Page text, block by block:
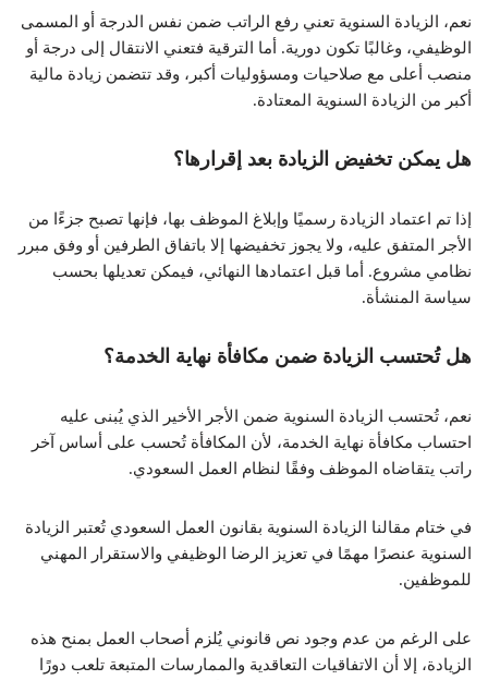
نعم، الزيادة السنوية تعني رفع الراتب ضمن نفس الدرجة أو المسمى
الوظيفي، وغالبًا تكون دورية. أما الترقية فتعني الانتقال إلى درجة أو
منصب أعلى مع صلاحيات ومسؤوليات أكبر، وقد تتضمن زيادة مالية
أكبر من الزيادة السنوية المعتادة.
هل يمكن تخفيض الزيادة بعد إقرارها؟
إذا تم اعتماد الزيادة رسميًا وإبلاغ الموظف بها، فإنها تصبح جزءًا من
الأجر المتفق عليه، ولا يجوز تخفيضها إلا باتفاق الطرفين أو وفق مبرر
نظامي مشروع. أما قبل اعتمادها النهائي، فيمكن تعديلها بحسب
سياسة المنشأة.
هل تُحتسب الزيادة ضمن مكافأة نهاية الخدمة؟
نعم، تُحتسب الزيادة السنوية ضمن الأجر الأخير الذي يُبنى عليه
احتساب مكافأة نهاية الخدمة، لأن المكافأة تُحسب على أساس آخر
راتب يتقاضاه الموظف وفقًا لنظام العمل السعودي.
في ختام مقالنا الزيادة السنوية بقانون العمل السعودي تُعتبر الزيادة
السنوية عنصرًا مهمًا في تعزيز الرضا الوظيفي والاستقرار المهني
للموظفين.
على الرغم من عدم وجود نص قانوني يُلزم أصحاب العمل بمنح هذه
الزيادة، إلا أن الاتفاقيات التعاقدية والممارسات المتبعة تلعب دورًا